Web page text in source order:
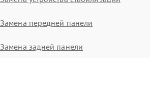
Замена передней панели
Замена задней панели